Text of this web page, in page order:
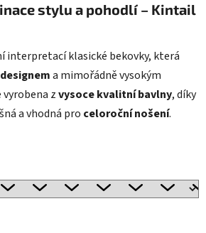
stylu a pohodlí – Kintail
interpretací klasické bekovky, která
a mimořádně vysokým
zvysoce kvalitní bavlny, díky
a vhodná pro celoroční nošení.